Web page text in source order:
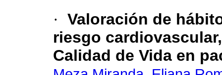
· Valoración de
riesgo
Calidad de Vida en